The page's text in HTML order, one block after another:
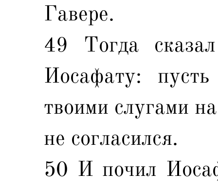
Гавере.
49 Тогда
Иосафату:
твоими слугами
не согласился.
50 И почил